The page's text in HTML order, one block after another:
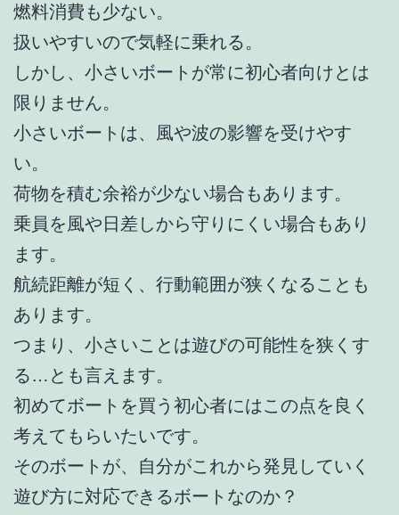
燃料消費も少ない。
扱いやすいので気軽に乗れる。
しかし、小さいボートが常に初心者向けとは
限りません。
小さいボートは、風や波の影響を受けやす
い。
荷物を積む余裕が少ない場合もあります。
乗員を風や日差しから守りにくい場合もあり
ます。
航続距離が短く、行動範囲が狭くなることも
あります。
つまり、小さいことは遊びの可能性を狭くす
る…とも言えます。
初めてボートを買う初心者にはこの点を良く
考えてもらいたいです。
そのボートが、自分がこれから発見していく
遊び方に対応できるボートなのか？